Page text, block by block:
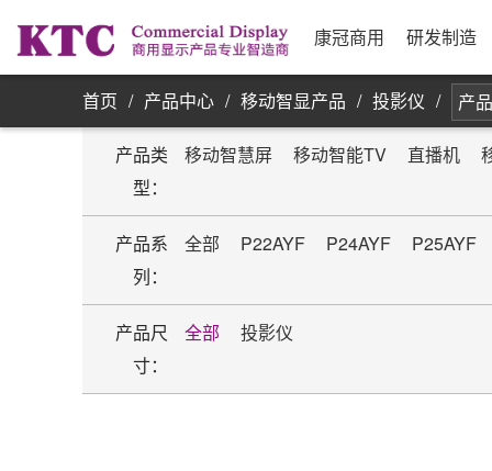
康冠商用 研发制造
首页 / 产品中心 / 移动智显产品 / 投影仪 / 产
产品类
型：
移动智慧屏 移动智能TV 直播机
产品系
列：
全部 P22AYF P24AYF P25AYF
产品尺
寸：
全部 投影仪